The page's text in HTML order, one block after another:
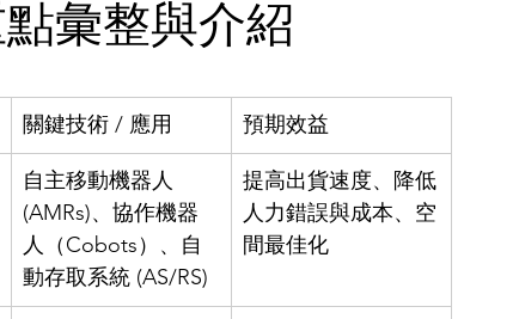
彙整與介紹
關鍵技術 / 應用 預期效益
自主移動機器人
(AMRs)、協作機器
人（Cobots）、自
動存取系統 (AS/RS)
提高出貨速度、降低
人力錯誤與成本、空
間最佳化